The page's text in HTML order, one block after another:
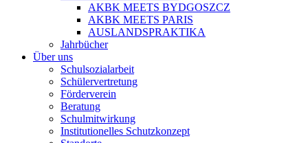
AKBK MEETS BYDGOSZCZ
AKBK MEETS PARIS
AUSLANDSPRAKTIKA
Jahrbücher
Über uns
Schulsozialarbeit
Schülervertretung
Förderverein
Beratung
Schulmitwirkung
Institutionelles Schutzkonzept